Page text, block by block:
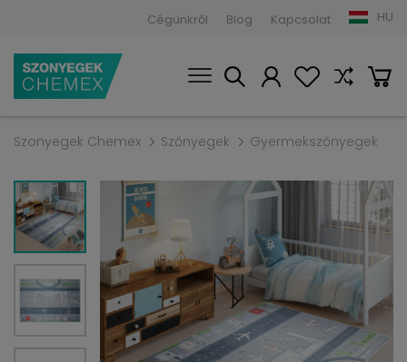
Cégünkről Blog Kapcsolat HU
Szonyegek Chemex Szőnyegek Gyermekszőnyegek